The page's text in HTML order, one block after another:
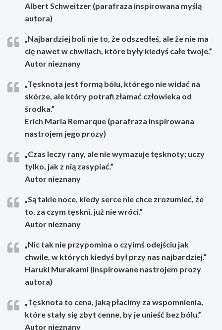
Albert Schweitzer (parafraza inspirowana myślą
autora)
„Najbardziej boli nie to, że odszedłeś, ale że nie ma
cię nawet w chwilach, które były kiedyś całe twoje.”
Autor nieznany
„Tęsknota jest formą bólu, którego nie widać na
skórze, ale który potrafi złamać człowieka od
środka.”
Erich Maria Remarque (parafraza inspirowana
nastrojem jego prozy)
„Czas leczy rany, ale nie wymazuje tęsknoty; uczy
tylko, jak z nią zasypiać.”
Autor nieznany
„Są takie noce, kiedy serce nie chce zrozumieć, że
to, za czym tęskni, już nie wróci.”
Autor nieznany
„Nic tak nie przypomina o czyimś odejściu jak
chwile, w których kiedyś był przy nas najbardziej.”
Haruki Murakami (inspirowane nastrojem prozy
autora)
„Tęsknota to cena, jaką płacimy za wspomnienia,
które stały się zbyt cenne, by je unieść bez bólu.”
Autor nieznany